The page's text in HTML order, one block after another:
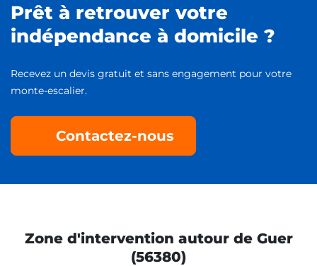
Prêt à retrouver votre
indépendance à domicile ?
Recevez un devis gratuit et sans engagement pour votre
monte-escalier.
Contactez-nous
Zone d'intervention autour de Guer
(56380)